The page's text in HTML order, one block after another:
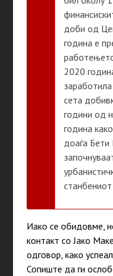
доби од
година е
2020
сета
години од
година
доаѓа Бети
Иако се обидовме,
контакт со Јако
одговор, како
Сопиште да ги